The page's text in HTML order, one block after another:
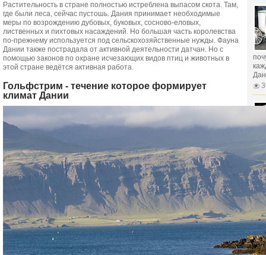
Растительность в стране полностью истреблена выпасом скота. Там,
где были леса, сейчас пустошь. Дания принимает необходимые
меры по возрождению дубовых, буковых, сосново-еловых,
лиственных и пихтовых насаждений. Но большая часть королевства
по-прежнему используется под сельскохозяйственные нужды. Фауна
Дании также пострадала от активной деятельности датчан. Но с
помощью законов по охране исчезающих видов птиц и животных в
этой стране ведётся активная работа.
Гольфстрим - течение которое формирует
климат Дании